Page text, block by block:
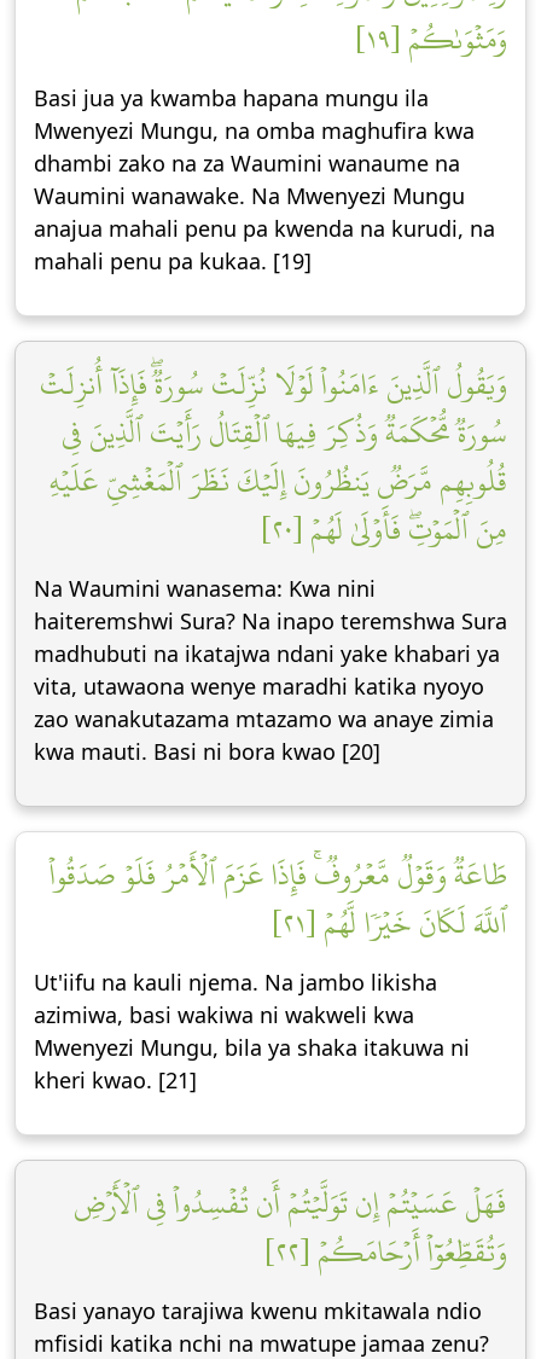
وَمَثۡوَىٰكُمۡ [١٩]
Basi jua ya kwamba hapana mungu ila
Mwenyezi Mungu, na omba maghufira kwa
dhambi zako na za Waumini wanaume na
Waumini wanawake. Na Mwenyezi Mungu
anajua mahali penu pa kwenda na kurudi, na
mahali penu pa kukaa. [19]
وَيَقُولُ ٱلَّذِينَ ءَامَنُواْ لَوۡلَا نُزِّلَتۡ سُورَةٞۖ فَإِذَآ أُنزِلَتۡ
سُورَةٞ مُّحۡكَمَةٞ وَذُكِرَ فِيهَا ٱلۡقِتَالُ رَأَيۡتَ ٱلَّذِينَ فِي
قُلُوبِهِم مَّرَضٞ يَنظُرُونَ إِلَيۡكَ نَظَرَ ٱلۡمَغۡشِيِّ عَلَيۡهِ
مِنَ ٱلۡمَوۡتِۖ فَأَوۡلَىٰ لَهُمۡ [٢٠]
Na Waumini wanasema: Kwa nini
haiteremshwi Sura? Na inapo teremshwa Sura
madhubuti na ikatajwa ndani yake khabari ya
vita, utawaona wenye maradhi katika nyoyo
zao wanakutazama mtazamo wa anaye zimia
kwa mauti. Basi ni bora kwao [20]
طَاعَةٞ وَقَوۡلٞ مَّعۡرُوفٞۚ فَإِذَا عَزَمَ ٱلۡأَمۡرُ فَلَوۡ صَدَقُواْ
ٱللَّهَ لَكَانَ خَيۡرٗا لَّهُمۡ [٢١]
Ut'iifu na kauli njema. Na jambo likisha
azimiwa, basi wakiwa ni wakweli kwa
Mwenyezi Mungu, bila ya shaka itakuwa ni
kheri kwao. [21]
فَهَلۡ عَسَيۡتُمۡ إِن تَوَلَّيۡتُمۡ أَن تُفۡسِدُواْ فِي ٱلۡأَرۡضِ
وَتُقَطِّعُوٓاْ أَرۡحَامَكُمۡ [٢٢]
Basi yanayo tarajiwa kwenu mkitawala ndio
mfisidi katika nchi na mwatupe jamaa zenu?